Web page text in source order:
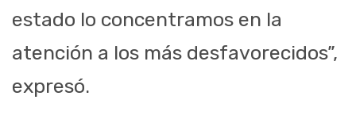
estado lo concentramos en la
atención a los más desfavorecidos”,
expresó.